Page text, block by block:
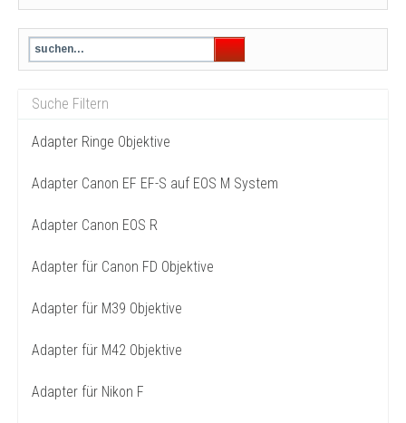
Adapter Ringe Objektive
Adapter Canon EF EF-S auf EOS M System
Adapter Canon EOS R
Adapter für Canon FD Objektive
Adapter für M39 Objektive
Adapter für M42 Objektive
Adapter für Nikon F